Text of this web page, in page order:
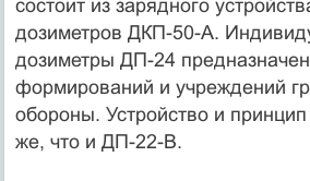
состоит из зарядного
дозиметров ДКП-50-А.
дозиметры ДП-24
формирований и учреждений
обороны. Устройство и
же, что и ДП-22-В.